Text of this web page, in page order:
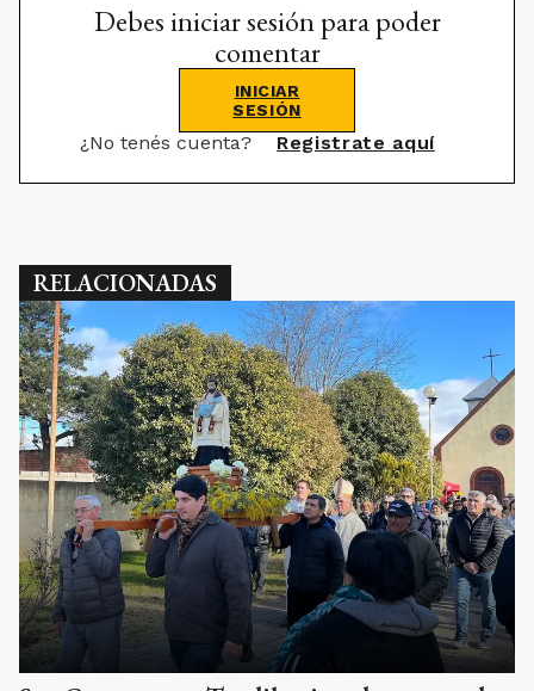
Debes iniciar sesión para poder
comentar
INICIAR
SESIÓN
¿No tenés cuenta? Registrate aquí
RELACIONADAS